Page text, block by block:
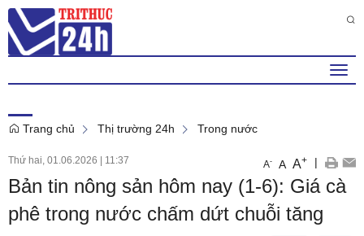
Trang chủ Thị trường 24h Trong nước
Thứ hai, 01.06.2026 | 11:37 A- A A+ |
Bản tin nông sản hôm nay (1-6): Giá cà
phê trong nước chấm dứt chuỗi tăng